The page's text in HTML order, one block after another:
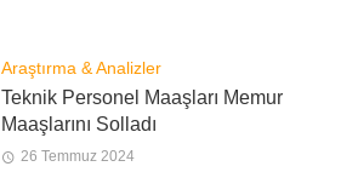
Araştırma & Analizler
Teknik Personel Maaşları Memur
Maaşlarını Solladı
26 Temmuz 2024